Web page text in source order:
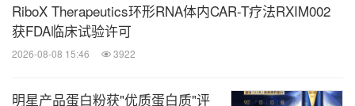
RiboX Therapeutics环形RNA体内CAR-T疗法RXIM002
获FDA临床试验许可
2026-08-08 15:46 3922
明星产品蛋白粉获"优质蛋白质"评